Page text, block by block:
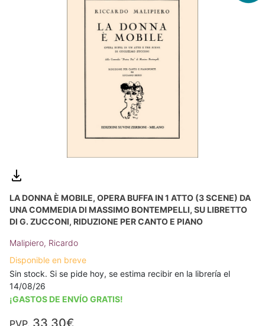
LA DONNA È MOBILE, OPERA BUFFA IN 1 ATTO (3 SCENE) DA
UNA COMMEDIA DI MASSIMO BONTEMPELLI, SU LIBRETTO
DI G. ZUCCONI, RIDUZIONE PER CANTO E PIANO
Malipiero, Ricardo
Disponible en breve
Sin stock. Si se pide hoy, se estima recibir en la librería el
14/08/26
¡GASTOS DE ENVÍO GRATIS!
PVP. 33,30€